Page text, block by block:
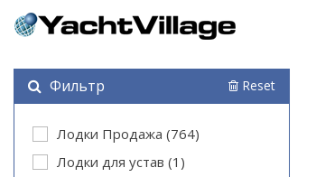
Фильтр Reset
Лодки Продажа (764)
Лодки для устав (1)